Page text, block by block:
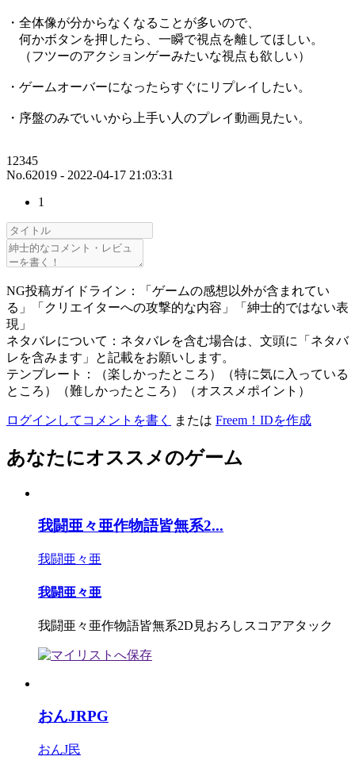
・全体像が分からなくなることが多いので、
何かボタンを押したら、一瞬で視点を離してほしい。
（フツーのアクションゲーみたいな視点も欲しい）
・ゲームオーバーになったらすぐにリプレイしたい。
・序盤のみでいいから上手い人のプレイ動画見たい。
12345
No.62019 - 2022-04-17 21:03:31
1
NG投稿ガイドライン：「ゲームの感想以外が含まれてい
る」「クリエイターへの攻撃的な内容」「紳士的ではない表
現」
ネタバレについて：ネタバレを含む場合は、文頭に「ネタバ
レを含みます」と記載をお願いします。
テンプレート：（楽しかったところ）（特に気に入っている
ところ）（難しかったところ）（オススメポイント）
ログインしてコメントを書く または Freem！IDを作成
あなたにオススメのゲーム
我闘亜々亜作物語皆無系2...
我闘亜々亜
我闘亜々亜
我闘亜々亜作物語皆無系2D見おろしスコアアタック
おんJRPG
おんJ民